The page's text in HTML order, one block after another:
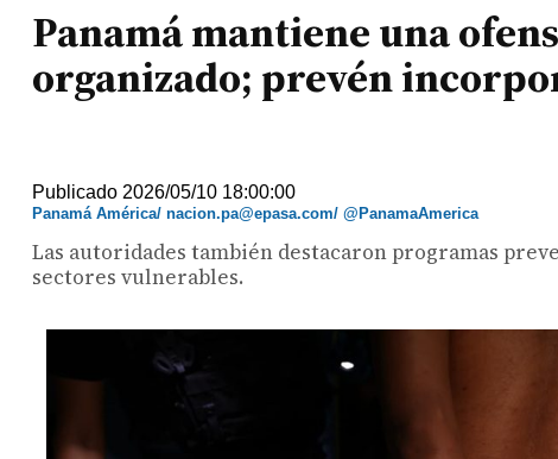
Panamá mantiene una
organizado; prevén
Publicado 2026/05/10 18:00:00
Panamá América/ nacion.pa@epasa.com/ @PanamaAmerica
Las autoridades también destacaron programas
sectores vulnerables.